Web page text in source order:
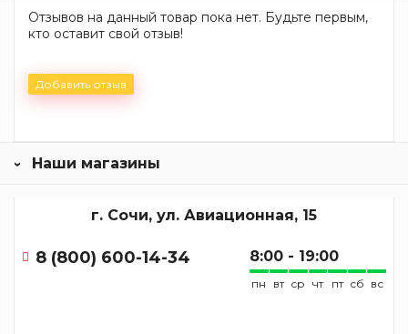
Отзывов на данный товар пока нет. Будьте первым,
кто оставит свой отзыв!
Добавить отзыв
Наши магазины
г. Сочи, ул. Авиационная, 15
8 (800) 600-14-34 8:00 - 19:00
пн вт ср чт пт сб вс